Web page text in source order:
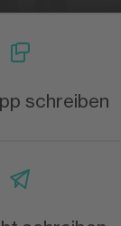
schreiben